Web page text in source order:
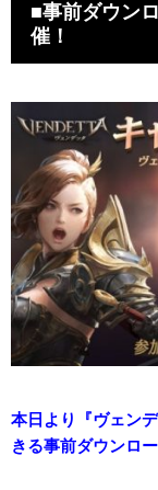
■事前ダウン
催！
本日より『ヴェン
きる事前ダウンロ